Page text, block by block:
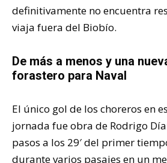
definitivamente no encuentra
viaja fuera del Biobío.
De más a menos y una
forastero para Naval
El único gol de los choreros en
jornada fue obra de Rodrigo
pasos a los 29′ del primer
durante varios pasajes en un